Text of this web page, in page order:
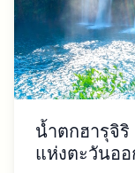
น้ำตกฮารุจิริ
แห่งตะวันออ